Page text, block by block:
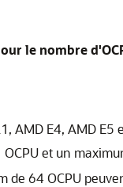
le nombre
AMD E4, AMD E5
et un
de 64 OCPU